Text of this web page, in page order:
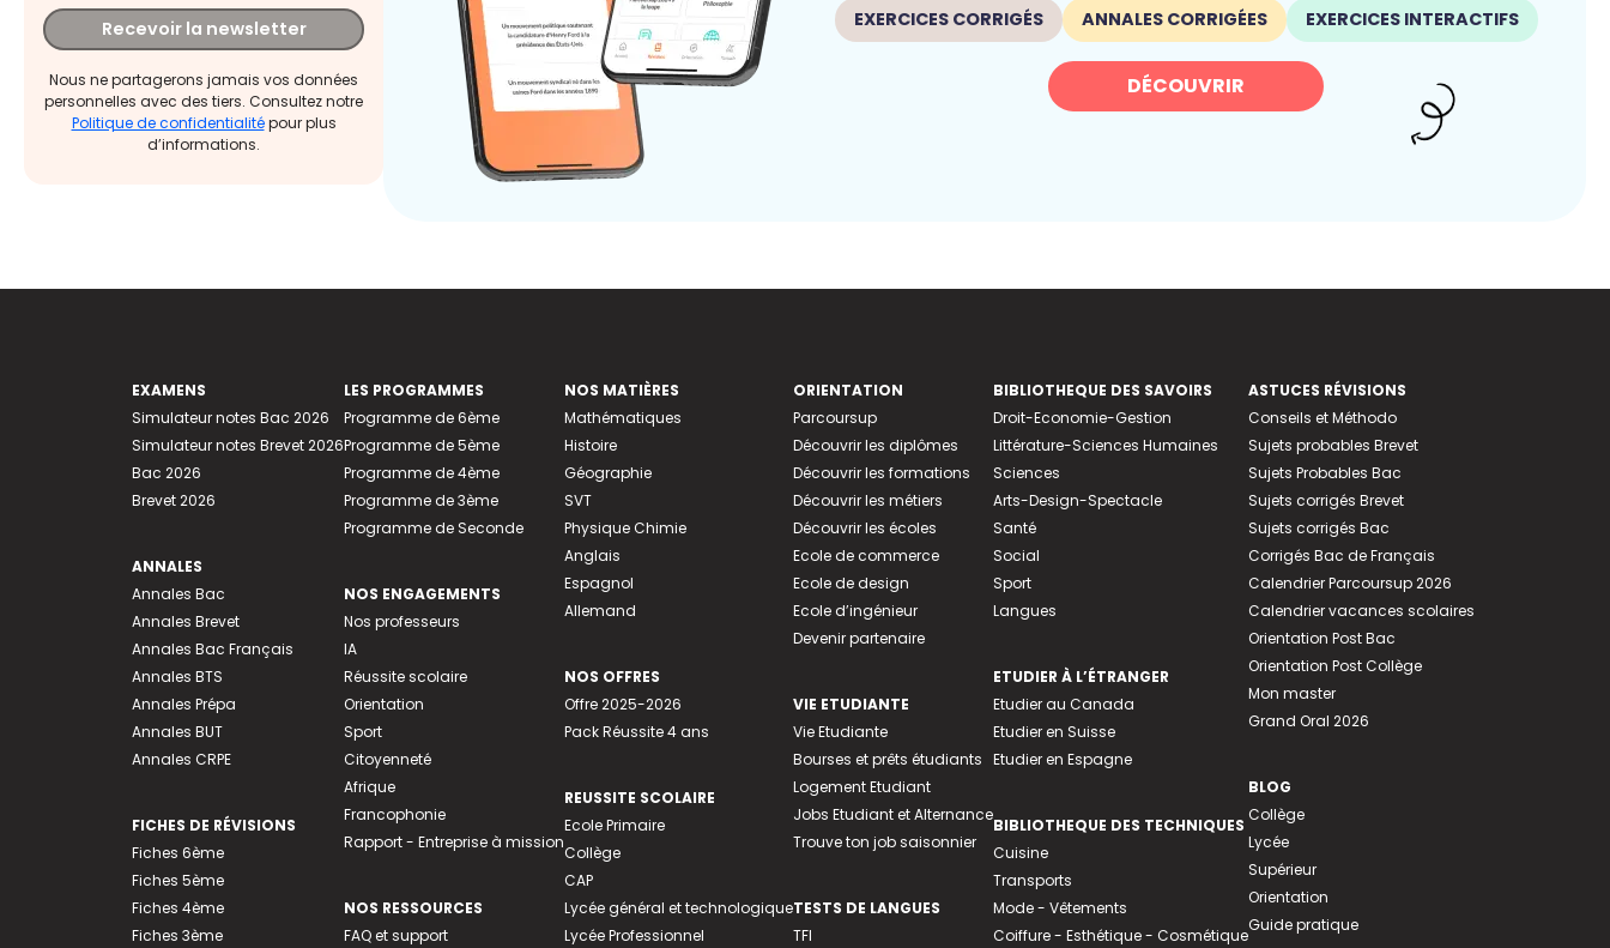
Recevoir la newsletter
Nous ne partagerons jamais vos données
personnelles avec des tiers. Consultez notre
Politique de confidentialitépour plus
d’informations.
EXERCICES CORRIGÉS ANNALES CORRIGÉES EXERCICES INTERACTIFS
DÉCOUVRIR
EXAMENS
Simulateur notes Bac 2026
Simulateur notes Brevet 2026
Bac 2026
Brevet 2026
ANNALES
Annales Bac
Annales Brevet
Annales Bac Français
Annales BTS
Annales Prépa
Annales BUT
Annales CRPE
FICHES DE RÉVISIONS
Fiches 6ème
Fiches 5ème
Fiches 4ème
Fiches 3ème
LES PROGRAMMES
Programme de 6ème
Programme de 5ème
Programme de 4ème
Programme de 3ème
Programme de Seconde
NOS ENGAGEMENTS
Nos professeurs
IA
Réussite scolaire
Orientation
Sport
Citoyenneté
Afrique
Francophonie
Rapport - Entreprise à mission
NOS RESSOURCES
FAQ et support
NOS MATIÈRES
Mathématiques
Histoire
Géographie
SVT
Physique Chimie
Anglais
Espagnol
Allemand
NOS OFFRES
Offre 2025-2026
Pack Réussite 4 ans
REUSSITE SCOLAIRE
Ecole Primaire
Collège
CAP
Lycée général et technologique
Lycée Professionnel
ORIENTATION
Parcoursup
Découvrir les diplômes
Découvrir les formations
Découvrir les métiers
Découvrir les écoles
Ecole de commerce
Ecole de design
Ecole d’ingénieur
Devenir partenaire
VIE ETUDIANTE
Vie Etudiante
Bourses et prêts étudiants
Logement Etudiant
Jobs Etudiant et Alternance
Trouve ton job saisonnier
TESTS DE LANGUES
TFI
BIBLIOTHEQUE DES SAVOIRS
Droit-Economie-Gestion
Littérature-Sciences Humaines
Sciences
Arts-Design-Spectacle
Santé
Social
Sport
Langues
ETUDIER À L’ÉTRANGER
Etudier au Canada
Etudier en Suisse
Etudier en Espagne
BIBLIOTHEQUE DES TECHNIQUES
Cuisine
Transports
Mode - Vêtements
Coiffure - Esthétique - Cosmétique
ASTUCES RÉVISIONS
Conseils et Méthodo
Sujets probables Brevet
Sujets Probables Bac
Sujets corrigés Brevet
Sujets corrigés Bac
Corrigés Bac de Français
Calendrier Parcoursup 2026
Calendrier vacances scolaires
Orientation Post Bac
Orientation Post Collège
Mon master
Grand Oral 2026
BLOG
Collège
Lycée
Supérieur
Orientation
Guide pratique